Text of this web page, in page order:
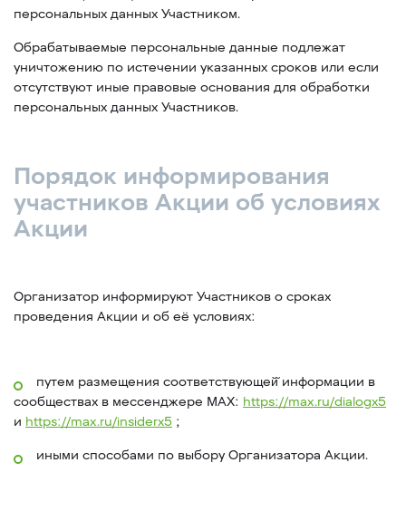
персональных данных Участником.
Обрабатываемые персональные данные подлежат
уничтожению по истечении указанных сроков или если
отсутствуют иные правовые основания для обработки
персональных данных Участников.
Порядок информирования
участников Акции об условиях
Акции
Организатор информируют Участников о сроках
проведения Акции и об её условиях:
путем размещения соответствующей̆ информации в
сообществах в мессенджере MAX: https://max.ru/dialogx5
и https://max.ru/insiderx5 ;
иными способами по выбору Организатора Акции.